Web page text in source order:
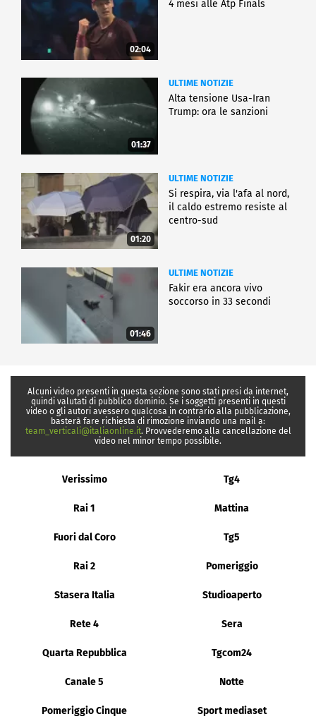
02:04
4 mesi alle Atp Finals
01:37
ULTIME NOTIZIE
Alta tensione Usa-Iran
Trump: ora le sanzioni
01:20
ULTIME NOTIZIE
Si respira, via l'afa al nord,
il caldo estremo resiste al
centro-sud
01:46
ULTIME NOTIZIE
Fakir era ancora vivo
soccorso in 33 secondi
Alcuni video presenti in questa sezione sono stati presi da internet,
quindi valutati di pubblico dominio. Se i soggetti presenti in questi
video o gli autori avessero qualcosa in contrario alla pubblicazione,
basterà fare richiesta di rimozione inviando una mail a:
team_verticali@italiaonline.it. Provvederemo alla cancellazione del
video nel minor tempo possibile.
Verissimo Tg4
Rai 1 Mattina
Fuori dal Coro Tg5
Rai 2 Pomeriggio
Stasera Italia Studioaperto
Rete 4 Sera
Quarta Repubblica Tgcom24
Canale 5 Notte
Pomeriggio Cinque Sport mediaset